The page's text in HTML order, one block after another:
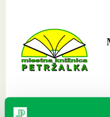
25. ročník